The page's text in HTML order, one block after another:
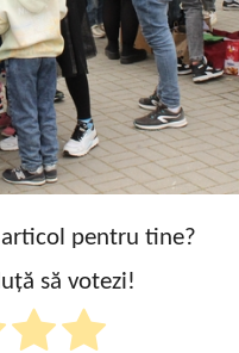
pentru tine?
să votezi!